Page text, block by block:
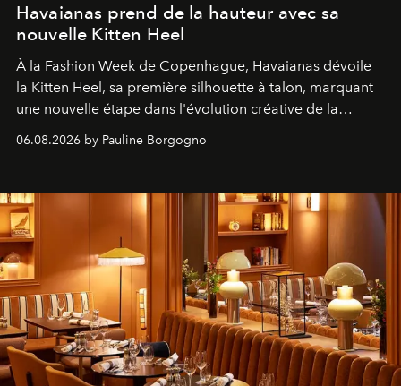
Havaianas prend de la hauteur avec sa
nouvelle Kitten Heel
À la Fashion Week de Copenhague, Havaianas dévoile
la Kitten Heel, sa première silhouette à talon, marquant
une nouvelle étape dans l'évolution créative de la
06.08.2026 by Pauline Borgogno